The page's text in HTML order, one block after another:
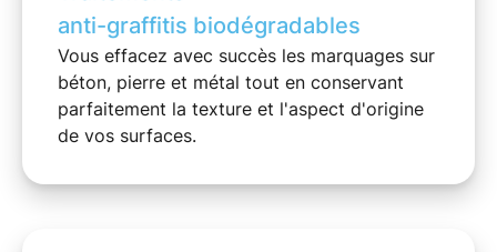
anti-graffitis biodégradables
Vous effacez avec succès les marquages sur
béton, pierre et métal tout en conservant
parfaitement la texture et l'aspect d'origine
de vos surfaces.